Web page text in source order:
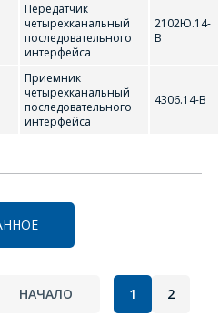
Пеpедатчик
четыpехканальный
последовательного
интеpфейса
2102Ю.14-
В
Пpиемник
четыpехканальный
последовательного
интеpфейса
4306.14-В
НАЧАЛО 1 2